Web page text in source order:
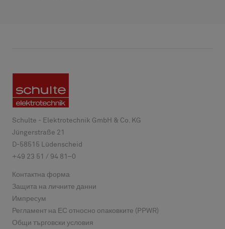
Schulte - Elektrotechnik GmbH & Co. KG
Jüngerstraße 21
D-58515 Lüdenscheid
+49 23 51 / 94 81–0
Контактна форма
Защита на личните данни
Импресум
Регламент на ЕС относно опаковките (PPWR)
Общи търговски условия